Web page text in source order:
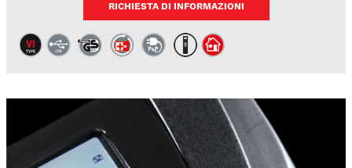
RICHIESTA DI INFORMAZIONI